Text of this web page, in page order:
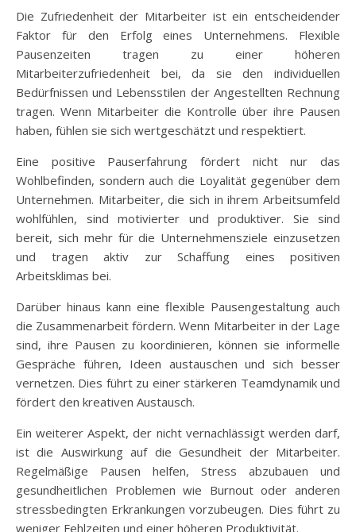
Die Zufriedenheit der Mitarbeiter ist ein entscheidender
Faktor für den Erfolg eines Unternehmens. Flexible
Pausenzeiten tragen zu einer höheren
Mitarbeiterzufriedenheit bei, da sie den individuellen
Bedürfnissen und Lebensstilen der Angestellten Rechnung
tragen. Wenn Mitarbeiter die Kontrolle über ihre Pausen
haben, fühlen sie sich wertgeschätzt und respektiert.
Eine positive Pauserfahrung fördert nicht nur das
Wohlbefinden, sondern auch die Loyalität gegenüber dem
Unternehmen. Mitarbeiter, die sich in ihrem Arbeitsumfeld
wohlfühlen, sind motivierter und produktiver. Sie sind
bereit, sich mehr für die Unternehmensziele einzusetzen
und tragen aktiv zur Schaffung eines positiven
Arbeitsklimas bei.
Darüber hinaus kann eine flexible Pausengestaltung auch
die Zusammenarbeit fördern. Wenn Mitarbeiter in der Lage
sind, ihre Pausen zu koordinieren, können sie informelle
Gespräche führen, Ideen austauschen und sich besser
vernetzen. Dies führt zu einer stärkeren Teamdynamik und
fördert den kreativen Austausch.
Ein weiterer Aspekt, der nicht vernachlässigt werden darf,
ist die Auswirkung auf die Gesundheit der Mitarbeiter.
Regelmäßige Pausen helfen, Stress abzubauen und
gesundheitlichen Problemen wie Burnout oder anderen
stressbedingten Erkrankungen vorzubeugen. Dies führt zu
weniger Fehlzeiten und einer höheren Produktivität.